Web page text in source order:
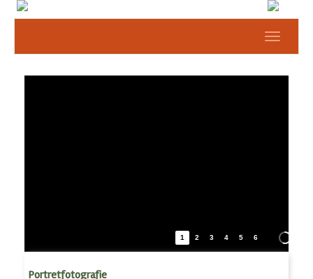
Toggle
1 2 3 4 5 6
Portretfotografie